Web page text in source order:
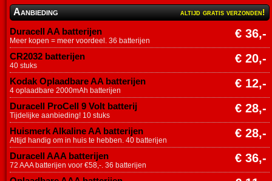
Aanbieding altijd gratis verzonden!
Duracell AA batterijen € 36,-
Meer kopen = meer voordeel. 36 batterijen
CR2032 batterijen € 20,-
40 stuks
Kodak Oplaadbare AA batterijen € 12,-
4 oplaadbare 2000mAh batterijen
Duracell ProCell 9 Volt batterij € 28,-
Tijdelijke aanbieding! 10 stuks
Huismerk Alkaline AA batterijen € 28,-
Altijd handig om in huis te hebben. 40 batterijen
Duracell AAA batterijen € 36,-
72 AAA batterijen voor €58,-. 36 batterijen